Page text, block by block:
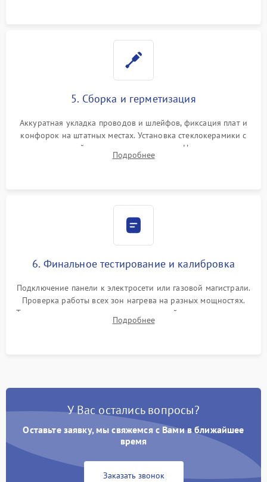
5. Сборка и герметизация
Аккуратная укладка проводов и шлейфов, фиксация плат и
конфорок на штатных местах. Установка стеклокерамики с
проверкой равномерности зазоров. Нанесение
термостойкого герметика или укладка уплотнительной
Подробнее
6. Финальное тестирование и калибровка
Подключение панели к электросети или газовой магистрали.
Проверка работы всех зон нагрева на разных мощностях.
Тестирование сенсорного управления, таймера, индикаторов
остаточного тепла и систем защиты от перегрева.
Подробнее
У Вас остались вопросы?
Оставьте заявку, мы свяжемся с Вами в ближайшее
время
Заказать звонок